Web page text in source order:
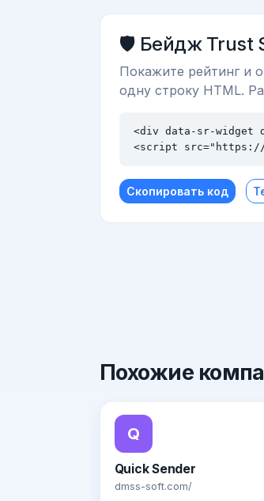
🛡️ Бейдж Trust
Покажите рейтинг и
одну строку HTML.
<div data-sr-widget
<script
Скопировать код
Похожие
Q
Quick Sender
dmss-soft.com/